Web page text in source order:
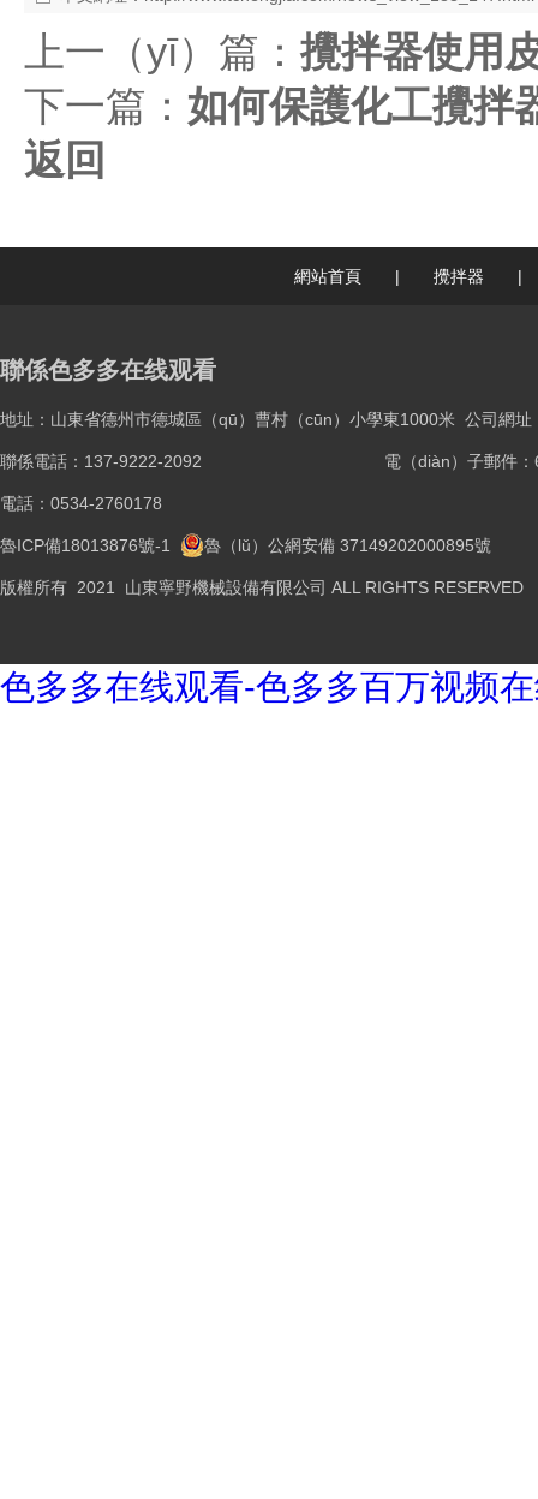
上一（yī）篇：攪拌器使用
下一篇： 如何保護化工攪拌
返回
網站首頁 | 攪拌器 |
聯係色多多在线观看
地址：山東省德州市德城區（qū）曹村（cūn）小學東1000米 公司網址
聯係電話：137-9222-2092 電（diàn）子郵件
電話：0534-2760178
魯ICP備18013876號-1 魯（lǔ）公網安備 37149202000895號
版權所有 2021 山東寧野機械設備有限公司 ALL RIGHTS RESERVED
色多多在线观看-色多多百万视频